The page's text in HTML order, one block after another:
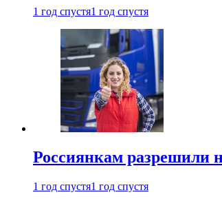
1 год спустя1 год спустя
Россиянкам разрешили
1 год спустя1 год спустя